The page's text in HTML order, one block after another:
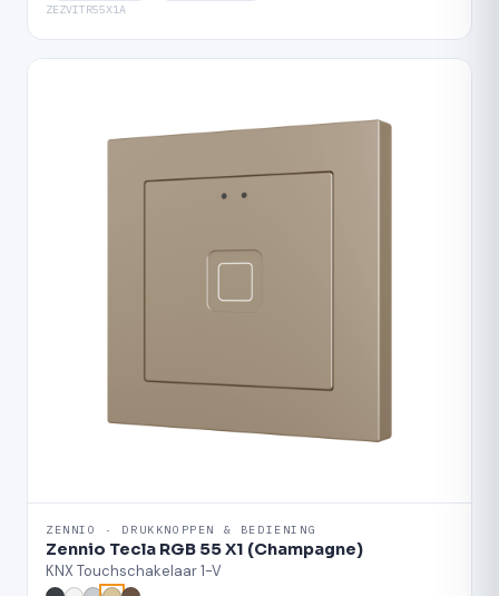
ZEZVITR55X1A
ZENNIO · DRUKKNOPPEN & BEDIENING
Zennio Tecla RGB 55 X1 (Champagne)
KNX Touchschakelaar 1-V